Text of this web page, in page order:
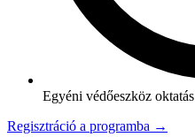
Egyéni védőeszköz oktatás
Regisztráció a programba →